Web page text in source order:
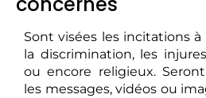
Sont visées les incitations à
la discrimination, les
ou encore religieux.
les messages, vidéos ou